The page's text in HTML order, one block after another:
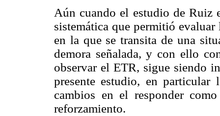
Aún cuando el estudio de Ruiz
sistemática que permitió
en la que se transita de una
demora señalada, y con ello
observar el ETR, sigue siendo
presente estudio, en
cambios en el responder
reforzamiento.